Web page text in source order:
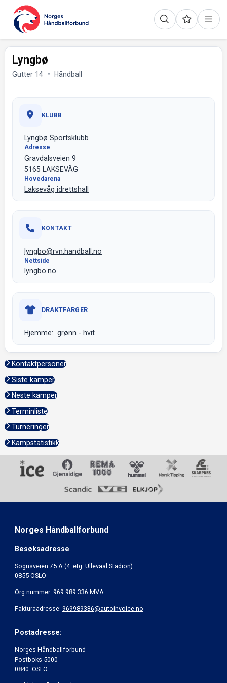
Lyngbø
Gutter 14 Håndball
KLUBB
Lyngbø Sportsklubb
Adresse
Gravdalsveien 9
5165 LAKSEVÅG
Hovedarena
Laksevåg idrettshall
KONTAKT
lyngbo@rvn.handball.no
Nettside
lyngbo.no
DRAKTFARGER
Hjemme: grønn - hvit
Kontaktpersoner
Siste kamper
Neste kamper
Terminliste
Turneringer
Kampstatistikk
Norges Håndballforbund
Besøksadresse
Sognsveien 75 A (4. etg. Ullevaal Stadion)
0855 OSLO
Org.nummer: 969 989 336 MVA
Fakturaadresse: 969989336@autoinvoice.no
Postadresse:
Norges Håndballforbund
Postboks 5000
0840 OSLO